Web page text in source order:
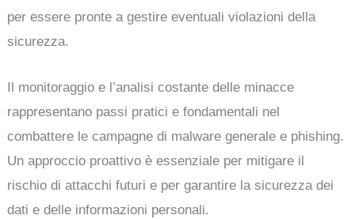
per essere pronte a gestire eventuali violazioni della
sicurezza.
Il monitoraggio e l’analisi costante delle minacce
rappresentano passi pratici e fondamentali nel
combattere le campagne di malware generale e phishing.
Un approccio proattivo è essenziale per mitigare il
rischio di attacchi futuri e per garantire la sicurezza dei
dati e delle informazioni personali.